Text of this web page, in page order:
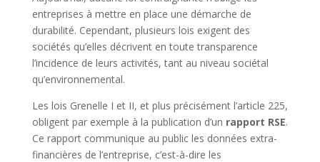
entreprises à mettre en place une démarche de
durabilité. Cependant, plusieurs lois exigent des
sociétés qu’elles décrivent en toute transparence
l’incidence de leurs activités, tant au niveau sociétal
qu’environnemental.
Les lois Grenelle I et II, et plus précisément l’article 225,
obligent par exemple à la publication d’un rapport RSE.
Ce rapport communique au public les données extra-
financières de l’entreprise, c’est-à-dire les